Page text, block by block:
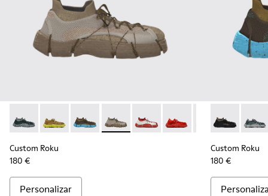
Custom Roku - K100953-999-R006 - Zapatilla desmontada
Custom Roku - K100953-006 - Sneaker marrón
Custom Roku - K100953-999-R009 - Multicolor
Custom Roku - K100953-999-R008 -
Custom Roku - K100953-999-
Custom Roku -Custom Roku -
Custom
Custom Roku
180 €
Personalizar
Custom
Custom Roku
180 €